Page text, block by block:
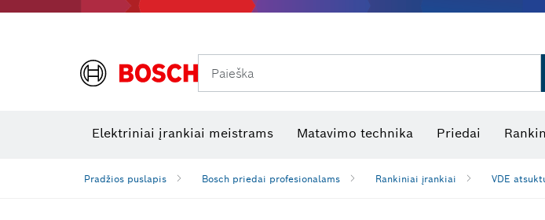
Paieška
Elektriniai įrankiai meistrams Matavimo technika Priedai
Pradžios puslapis Bosch priedai profesionalams Rankiniai įrankiai VDE